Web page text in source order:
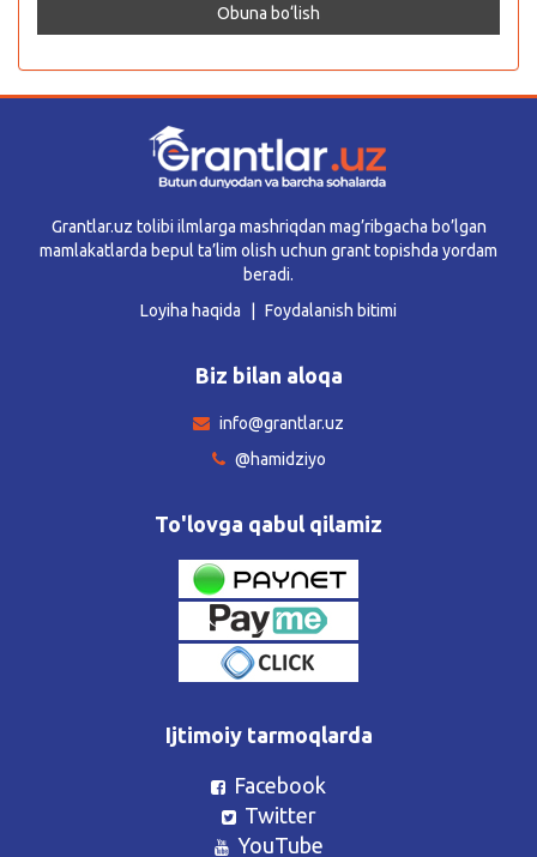
Grantlar.uz tolibi ilmlarga mashriqdan mag’ribgacha bo’lgan
mamlakatlarda bepul ta’lim olish uchun grant topishda yordam
beradi.
Loyiha haqida
Foydalanish bitimi
Biz bilan aloqa
info@grantlar.uz
@hamidziyo
To'lovga qabul qilamiz
Ijtimoiy tarmoqlarda
Facebook
Twitter
YouTube